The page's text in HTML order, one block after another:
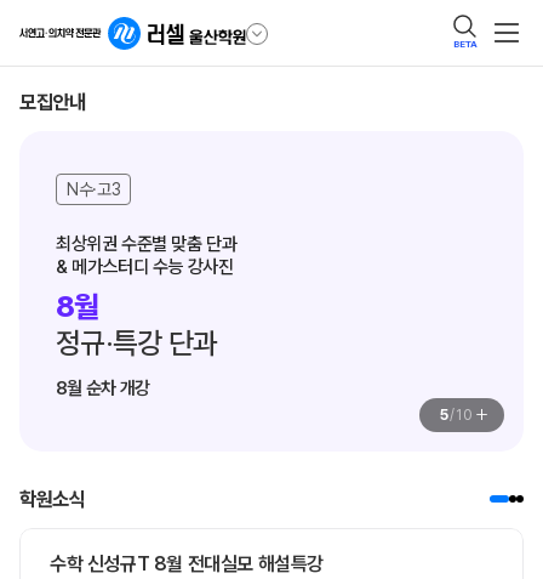
BETA
모집안내
N수·고3
최상위권 수준별 맞춤 단과
& 메가스터디 수능 강사진
8월
정규·특강 단과
8월 순차 개강
5/10 +
학원소식
수학 신성규T 8월 전대실모 해설특강